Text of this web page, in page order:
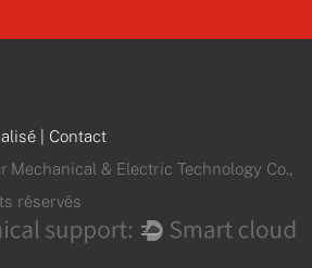
| Contact
Mechanical & Electric Technology Co.,
réservés